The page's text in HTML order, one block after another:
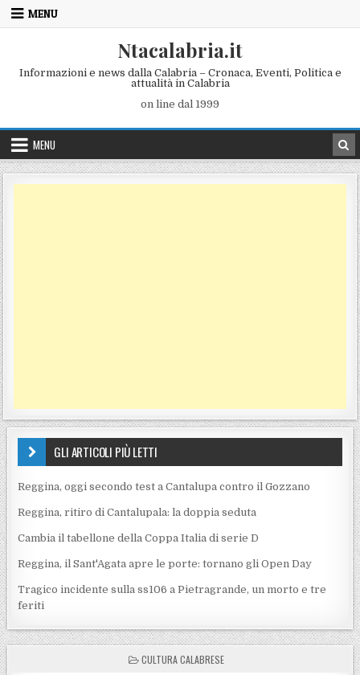
Skip to content
MENU
Ntacalabria.it
Informazioni e news dalla Calabria – Cronaca, Eventi, Politica e
attualità in Calabria
on line dal 1999
MENU
GLI ARTICOLI PIÙ LETTI
Reggina, oggi secondo test a Cantalupa contro il Gozzano
Reggina, ritiro di Cantalupala: la doppia seduta
Cambia il tabellone della Coppa Italia di serie D
Reggina, il Sant'Agata apre le porte: tornano gli Open Day
Tragico incidente sulla ss106 a Pietragrande, un morto e tre
feriti
POSTED IN
CULTURA CALABRESE